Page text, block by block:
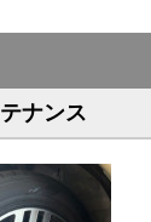
ナンス